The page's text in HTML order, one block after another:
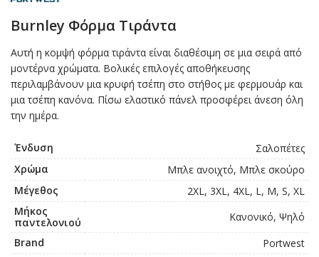
Burnley Φόρμα Τιράντα
Αυτή η κομψή φόρμα τιράντα είναι διαθέσιμη σε μια σειρά από
μοντέρνα χρώματα. Βολικές επιλογές αποθήκευσης
περιλαμβάνουν μια κρυφή τσέπη στο στήθος με φερμουάρ και
μια τσέπη κανόνα. Πίσω ελαστικό πάνελ προσφέρει άνεση όλη
την ημέρα.
Ένδυση
Σαλοπέτες
Χρώμα
Μπλε ανοιχτό, Μπλε σκούρο
Μέγεθος
2XL, 3XL, 4XL, L, M, S, XL
Μήκος
παντελονιού
Κανονικό, Ψηλό
Brand
Portwest